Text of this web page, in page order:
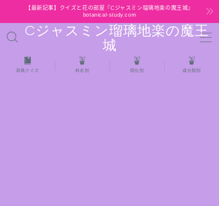
【最新記事】クイズと花の部屋『Cジャスミン瑠璃地楽の魔王城』
botanical-study.com
Cジャスミン瑠璃地楽の魔王
城
MENU
HOME
辞典クイズ 科名別 部位別 成分類別